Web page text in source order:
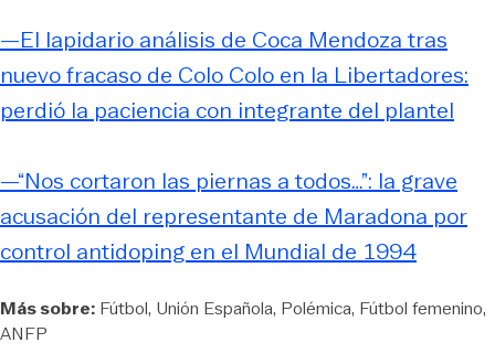
—El lapidario análisis de Coca Mendoza tras
nuevo fracaso de Colo Colo en la Libertadores:
perdió la paciencia con integrante del plantel
—“Nos cortaron las piernas a todos…”: la grave
acusación del representante de Maradona por
control antidoping en el Mundial de 1994
Más sobre: Fútbol Unión Española Polémica Fútbol femenino
ANFP